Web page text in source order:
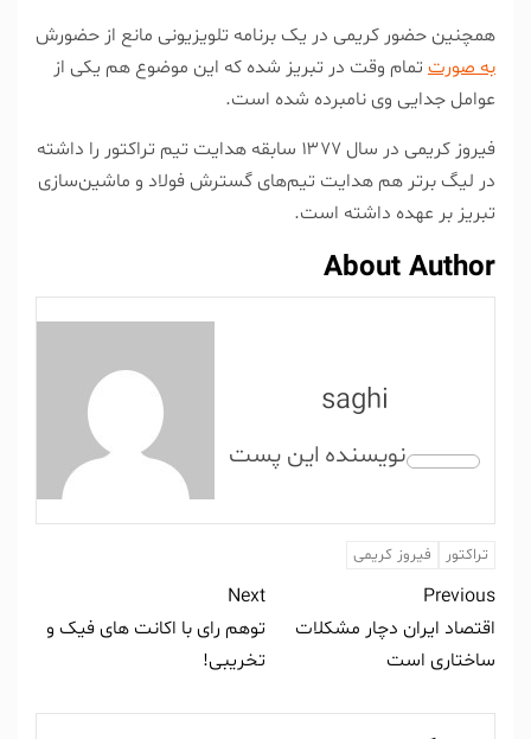
همچنین حضور کریمی در یک برنامه تلویزیونی مانع از حضورش
به صورت تمام وقت در تبریز شده که این موضوع هم یکی از
عوامل جدایی وی نامبرده شده است.
فیروز کریمی در سال ۱۳۷۷ سابقه هدایت تیم تراکتور را داشته
در لیگ برتر هم هدایت تیم‌های گسترش فولاد و ماشین‌سازی
تبریز بر عهده داشته است.
About Author
saghi
تراکتور فیروز کریمی
Previous
اقتصاد ایران دچار مشکلات
ساختاری است
Next
توهم رای با اکانت های فیک و
تخریبی!